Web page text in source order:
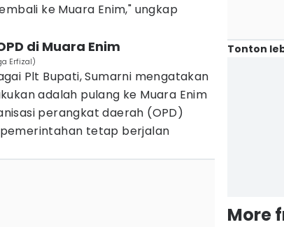
ke Muara Enim," ungkap
di Muara Enim
Erfizal)
Plt Bupati, Sumarni mengatakan
adalah pulang ke Muara Enim
perangkat daerah (OPD)
tetap berjalan
Tonton
More